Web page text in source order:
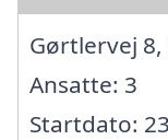
Gørtlervej 8,
Ansatte: 3
Startdato: